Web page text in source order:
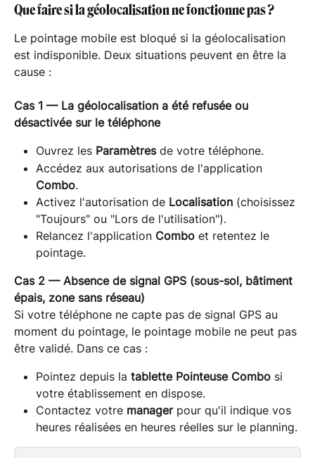
Que faire si la géolocalisation ne fonctionne pas ?
Le pointage mobile est bloqué si la géolocalisation
est indisponible. Deux situations peuvent en être la
cause :
Cas 1 — La géolocalisation a été refusée ou
désactivée sur le téléphone
Ouvrez les Paramètres de votre téléphone.
Accédez aux autorisations de l'application
Combo.
Activez l'autorisation de Localisation (choisissez
"Toujours" ou "Lors de l'utilisation").
Relancez l'application Combo et retentez le
pointage.
Cas 2 — Absence de signal GPS (sous-sol, bâtiment
épais, zone sans réseau)
Si votre téléphone ne capte pas de signal GPS au
moment du pointage, le pointage mobile ne peut pas
être validé. Dans ce cas :
Pointez depuis la tablette Pointeuse Combo si
votre établissement en dispose.
Contactez votre manager pour qu'il indique vos
heures réalisées en heures réelles sur le planning.